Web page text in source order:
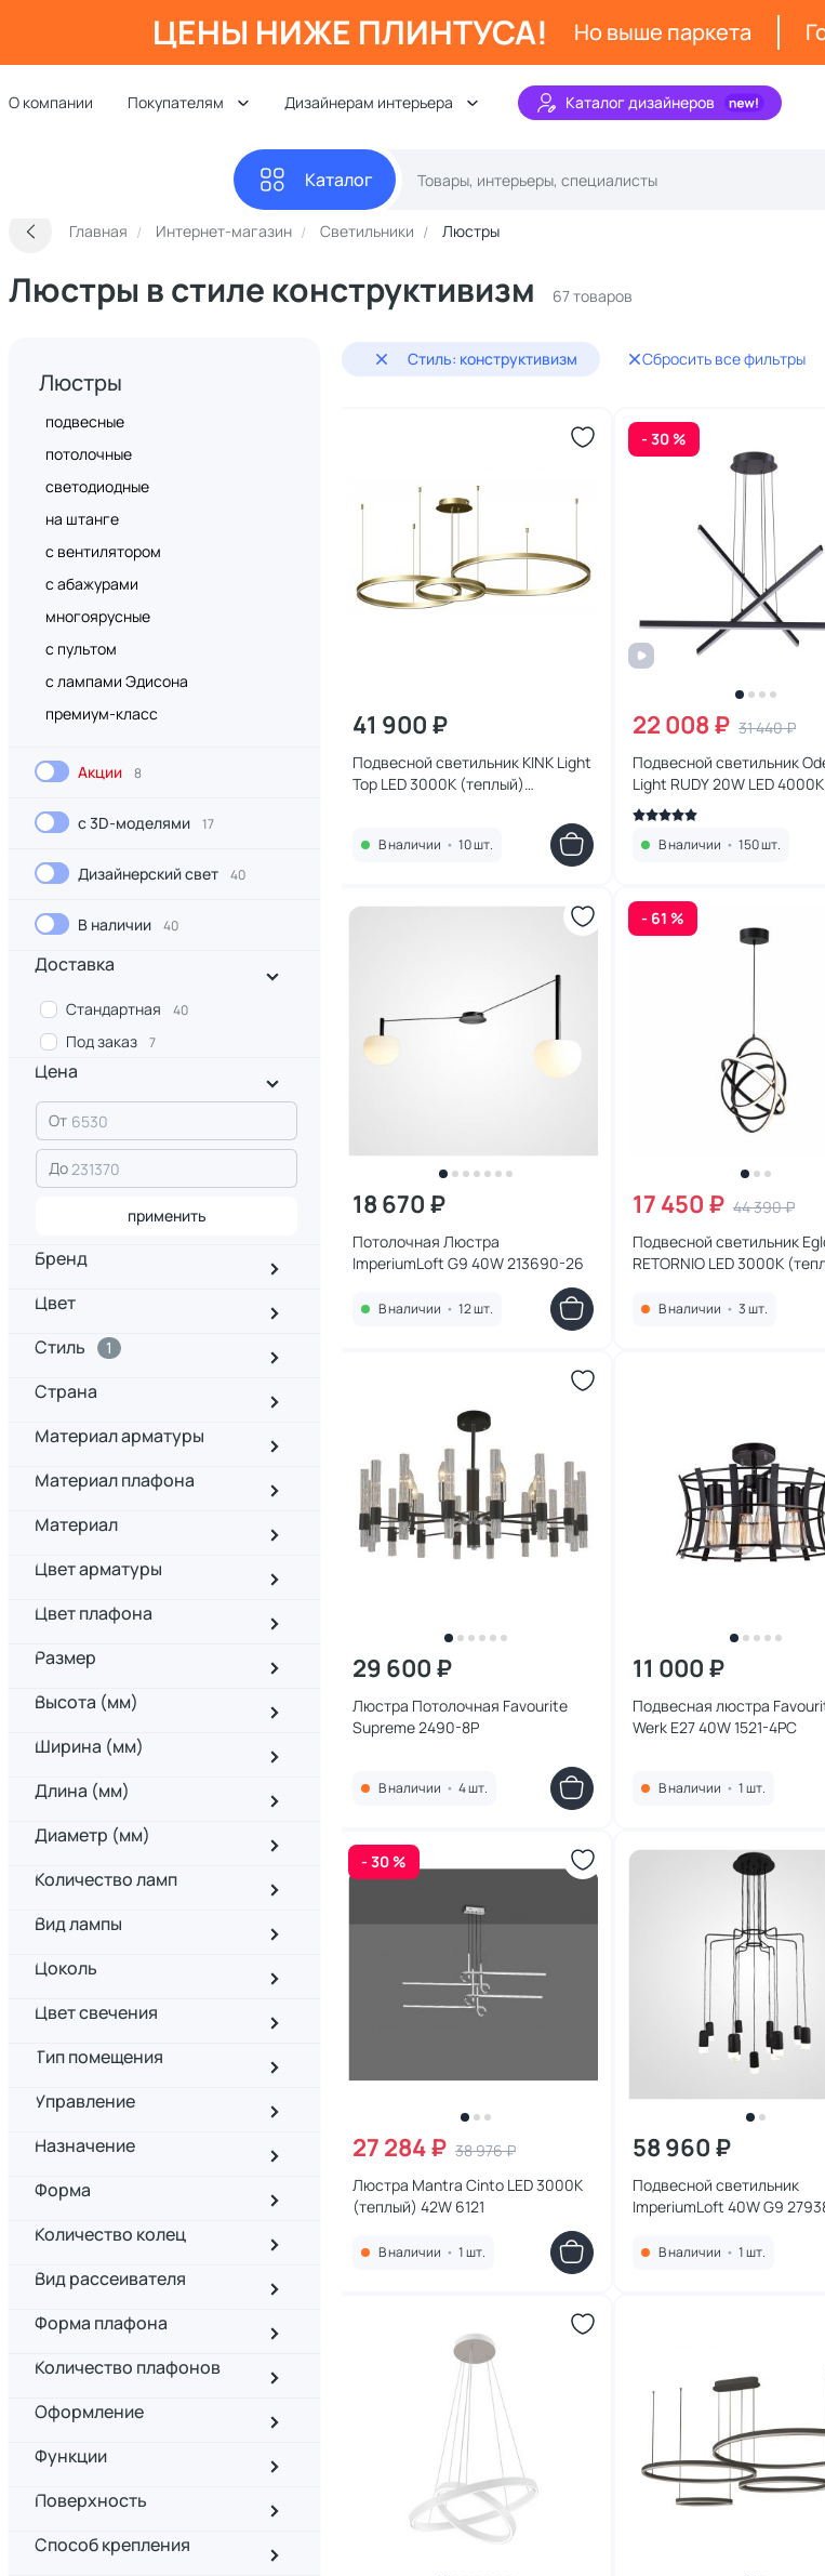
ЦЕНЫ НИЖЕ ПЛИНТУСА! Но выше паркета
О компании Покупателям Дизайнерам интерьера Каталог дизайнеров
Каталог
Главная Интернет-магазин Светильники Люстры
Люстры в стиле конструктивизм 67 товаров
Люстры
подвесные
потолочные
светодиодные
на штанге
с вентилятором
с абажурами
многоярусные
с пультом
с лампами Эдисона
премиум-класс
Акции 8
с 3D-моделями 17
Дизайнерский свет 40
В наличии 40
Доставка
Стандартная 40
Под заказ 7
Цена
От
До
применить
Бренд
Цвет
Стиль
1
Страна
Материал арматуры
Материал плафона
Материал
Цвет арматуры
Цвет плафона
Размер
Высота (мм)
Ширина (мм)
Длина (мм)
Диаметр (мм)
Количество ламп
Вид лампы
Цоколь
Цвет свечения
Тип помещения
Управление
Назначение
Форма
Количество колец
Вид рассеивателя
Форма плафона
Количество плафонов
Оформление
Функции
Поверхность
Способ крепления
Стиль: конструктивизм Сбросить все фильтры
41 900 ₽
Подвесной светильник KINK Light
Тор LED 3000К (теплый)
В наличии • 10 шт.
- 30 %
22 008 ₽ 31 440 ₽
Подвесной светильник
Light RUDY 20W LED 4000К
(белый) 3890/48L
В наличии • 150 шт.
18 670 ₽
Потолочная Люстра
ImperiumLoft G9 40W 213690-26
В наличии • 12 шт.
- 61 %
17 450 ₽ 44 390 ₽
Подвесной светильник
RETORNIO LED 3000К
В наличии • 3 шт.
29 600 ₽
Люстра Потолочная Favourite
Supreme 2490-8P
В наличии • 4 шт.
11 000 ₽
Подвесная люстра
Werk E27 40W 1521-4PC
В наличии • 1 шт.
- 30 %
27 284 ₽ 38 976 ₽
Люстра Mantra Cinto LED 3000К
(теплый) 42W 6121
В наличии • 1 шт.
58 960 ₽
Подвесной светильник
ImperiumLoft 40W G9
В наличии • 1 шт.